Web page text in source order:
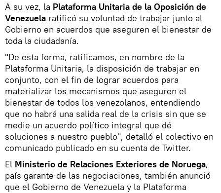
A su vez, la Plataforma Unitaria de la Oposición de
Venezuela ratificó su voluntad de trabajar junto al
Gobierno en acuerdos que aseguren el bienestar de
toda la ciudadanía.
"De esta forma, ratificamos, en nombre de la
Plataforma Unitaria, la disposición de trabajar en
conjunto, con el fin de lograr acuerdos para
materializar los mecanismos que aseguren el
bienestar de todos los venezolanos, entendiendo
que no habrá una salida real de la crisis sin que se
medie un acuerdo político integral que dé
soluciones a nuestro pueblo", detalló el colectivo en
comunicado publicado en su cuenta de Twitter.
El Ministerio de Relaciones Exteriores de Noruega,
país garante de las negociaciones, también anunció
que el Gobierno de Venezuela y la Plataforma